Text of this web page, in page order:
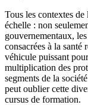
Tous les contextes
échelle : non
gouvernementaux,
consacrées à la santé
véhicule puissant
multiplication des
segments de la
peut oublier cette
cursus de formation.